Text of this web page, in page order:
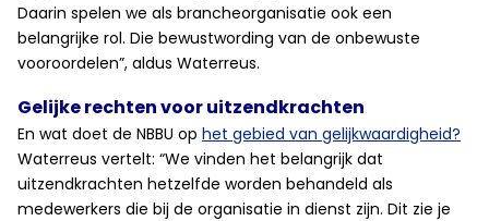
Daarin spelen we als brancheorganisatie ook een
belangrijke rol. Die bewustwording van de onbewuste
vooroordelen”, aldus Waterreus.
Gelijke rechten voor uitzendkrachten
En wat doet de NBBU op het gebied van gelijkwaardigheid?
Waterreus vertelt: “We vinden het belangrijk dat
uitzendkrachten hetzelfde worden behandeld als
medewerkers die bij de organisatie in dienst zijn. Dit zie je